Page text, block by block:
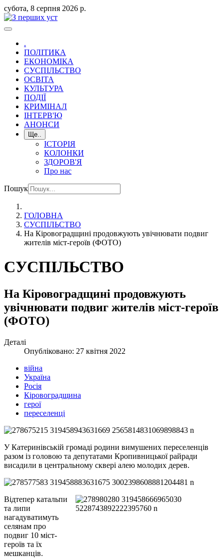
субота, 8 серпня 2026 р.
.
ПОЛІТИКА
ЕКОНОМІКА
СУСПІЛЬСТВО
ОСВІТА
КУЛЬТУРА
ПОДІЇ
КРИМІНАЛ
ІНТЕРВ'Ю
АНОНСИ
Ще..
ІСТОРІЯ
КОЛОНКИ
ЗДОРОВ'Я
Про нас
Пошук
ГОЛОВНА
СУСПІЛЬСТВО
На Кіровоградщині продовжують увічнювати подвиг
жителів міст-героїв (ФОТО)
СУСПІЛЬСТВО
На Кіровоградщині продовжують
увічнювати подвиг жителів міст-героїв
(ФОТО)
Деталі
Опубліковано: 27 квітня 2022
війна
Україна
Росія
Кіровоградщина
герої
переселенці
У Катеринівській громаді родини вимушених переселенців
разом із головою та депутатами Кропивницької райради
висадили в центральному сквері алею молодих дерев.
Відтепер катальпи
та липи
нагадуватимуть
селянам про
подвиг 10 міст-
героїв та їх
мешканців.